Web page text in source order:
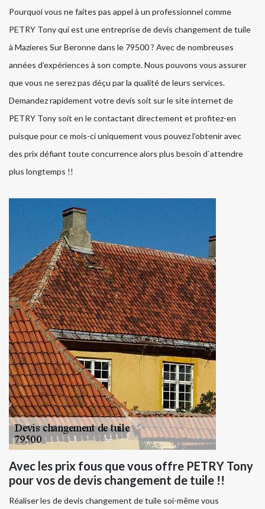
Pourquoi vous ne faites pas appel à un professionnel comme
PETRY Tony qui est une entreprise de devis changement de tuile
à Mazieres Sur Beronne dans le 79500 ? Avec de nombreuses
années d’expériences à son compte. Nous pouvons vous assurer
que vous ne serez pas déçu par la qualité de leurs services.
Demandez rapidement votre devis soit sur le site internet de
PETRY Tony soit en le contactant directement et profitez-en
puisque pour ce mois-ci uniquement vous pouvez l’obtenir avec
des prix défiant toute concurrence alors plus besoin d`attendre
plus longtemps !!
Avec les prix fous que vous offre PETRY Tony
pour vos de devis changement de tuile !!
Réaliser les de devis changement de tuile soi-même vous